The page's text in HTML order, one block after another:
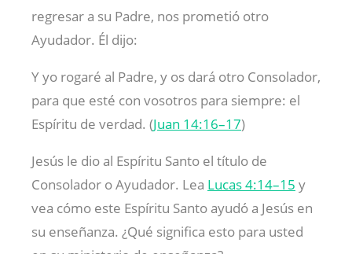
regresar a su Padre, nos prometió otro
Ayudador. Él dijo:
Y yo rogaré al Padre, y os dará otro Consolador,
para que esté con vosotros para siempre: el
Espíritu de verdad. (Juan 14:16–17)
Jesús le dio al Espíritu Santo el título de
Consolador o Ayudador. Lea Lucas 4:14–15 y
vea cómo este Espíritu Santo ayudó a Jesús en
su enseñanza. ¿Qué significa esto para usted